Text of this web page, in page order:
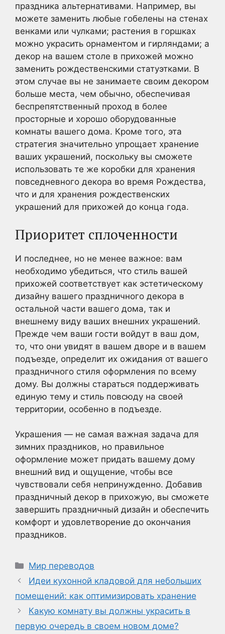
праздника альтернативами. Например, вы
можете заменить любые гобелены на стенах
венками или чулками; растения в горшках
можно украсить орнаментом и гирляндами; а
декор на вашем столе в прихожей можно
заменить рождественскими статуэтками. В
этом случае вы не занимаете своим декором
больше места, чем обычно, обеспечивая
беспрепятственный проход в более
просторные и хорошо оборудованные
комнаты вашего дома. Кроме того, эта
стратегия значительно упрощает хранение
ваших украшений, поскольку вы сможете
использовать те же коробки для хранения
повседневного декора во время Рождества,
что и для хранения рождественских
украшений для прихожей до конца года.
Приоритет сплоченности
И последнее, но не менее важное: вам
необходимо убедиться, что стиль вашей
прихожей соответствует как эстетическому
дизайну вашего праздничного декора в
остальной части вашего дома, так и
внешнему виду ваших внешних украшений.
Прежде чем ваши гости войдут в ваш дом,
то, что они увидят в вашем дворе и в вашем
подъезде, определит их ожидания от вашего
праздничного стиля оформления по всему
дому. Вы должны стараться поддерживать
единую тему и стиль повсюду на своей
территории, особенно в подъезде.
Украшения — не самая важная задача для
зимних праздников, но правильное
оформление может придать вашему дому
внешний вид и ощущение, чтобы все
чувствовали себя непринужденно. Добавив
праздничный декор в прихожую, вы сможете
завершить праздничный дизайн и обеспечить
комфорт и удовлетворение до окончания
праздников.
Рубрики
Мир переводов
Идеи кухонной кладовой для небольших
помещений: как оптимизировать хранение
Какую комнату вы должны украсить в
первую очередь в своем новом доме?